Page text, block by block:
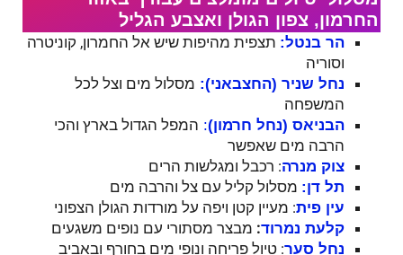
החרמון, צפון הגולן ואצבע הגליל
הר בנטל: תצפית מהיפות שיש אל החמרון, קוניטרה
וסוריה
נחל שניר (החצבאני): מסלול מים וצל לכל
המשפחה
הבניאס (נחל חרמון): המפל הגדול בארץ והכי
הרבה מים שאפשר
צוק מנרה: רכבל ומגלשות הרים
תל דן: מסלול קליל עם צל והרבה מים
עין פית: מעיין קטן ויפה על מורדות הגולן הצפוני
קלעת נמרוד: מבצר מסתורי עם נופים משגעים
נחל סער: טיול פריחה ונופי מים בחורף ובאביב